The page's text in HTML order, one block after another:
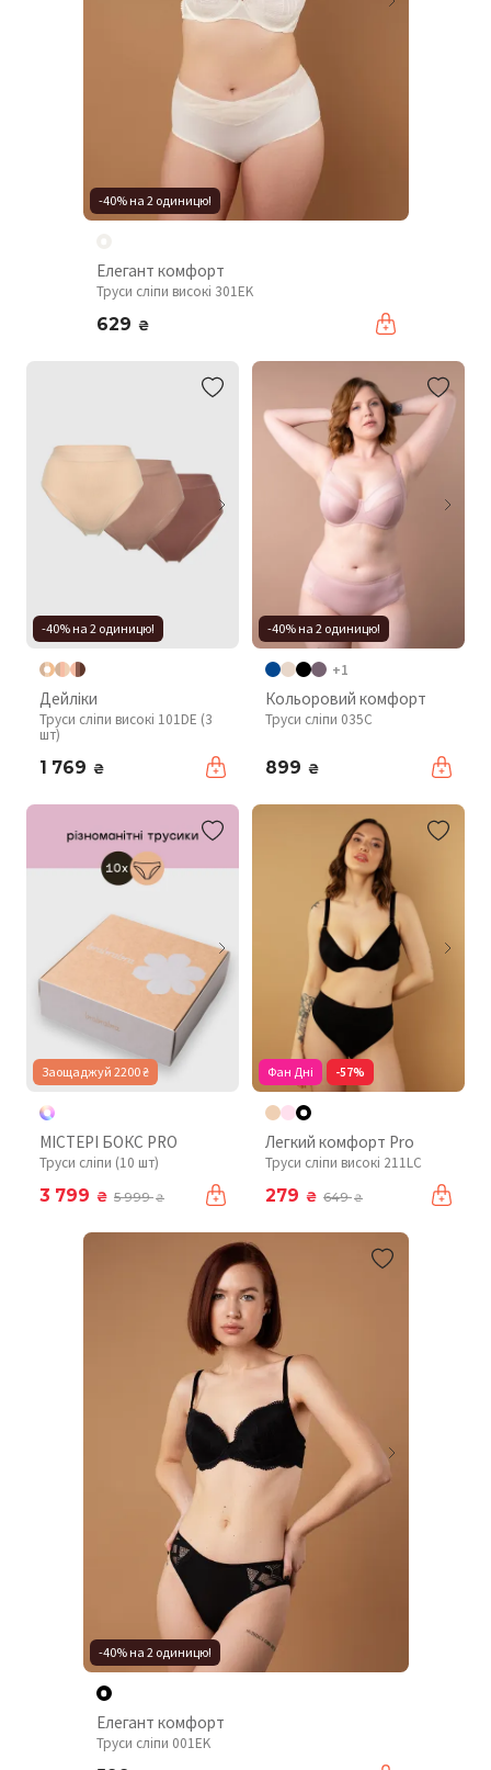
-40% на 2 одиницю!
Елегант комфорт
Труси сліпи високі 301EK
629 ₴
-40% на 2 одиницю!
Дейліки
Труси сліпи високі 101DE (3
шт)
1 769 ₴
-40% на 2 одиницю!
+1
Кольоровий комфорт
Труси сліпи 035C
899 ₴
Заощаджуй 2200 ₴
МІСТЕРІ БОКС PRO
Труси сліпи (10 шт)
3 799 ₴ 5 999₴
Фан Дні -57%
Легкий комфорт Pro
Труси сліпи високі 211LC
279 ₴ 649₴
-40% на 2 одиницю!
Елегант комфорт
Труси сліпи 001EK